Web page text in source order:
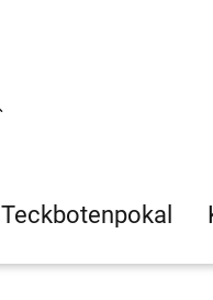
Teckbotenpokal